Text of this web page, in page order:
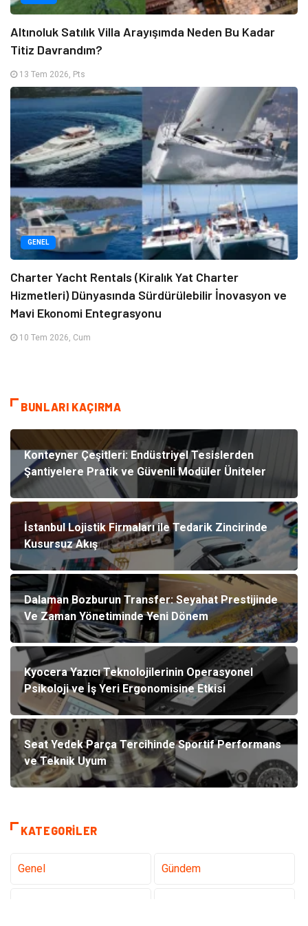
Altınoluk Satılık Villa Arayışımda Neden Bu Kadar
Titiz Davrandım?
13 Tem 2026, Pts
GENEL
Charter Yacht Rentals (Kiralık Yat Charter
Hizmetleri) Dünyasında Sürdürülebilir İnovasyon ve
Mavi Ekonomi Entegrasyonu
10 Tem 2026, Cum
BUNLARI KAÇIRMA
Konteyner Çeşitleri: Endüstriyel Tesislerden
Şantiyelere Pratik ve Güvenli Modüler Üniteler
İstanbul Lojistik Firmaları ile Tedarik Zincirinde
Kusursuz Akış
Dalaman Bozburun Transfer: Seyahat Prestijinde
Ve Zaman Yönetiminde Yeni Dönem
Kyocera Yazıcı Teknolojilerinin Operasyonel
Psikoloji ve İş Yeri Ergonomisine Etkisi
Seat Yedek Parça Tercihinde Sportif Performans
ve Teknik Uyum
KATEGORILER
Genel Gündem